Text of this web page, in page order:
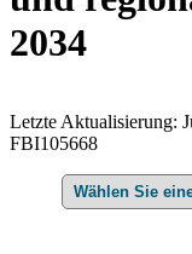
2034
Letzte Aktualisierung:
FBI105668